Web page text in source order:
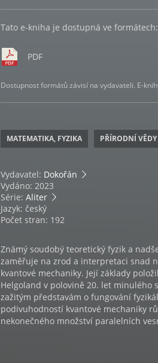
Tato e-kniha je dostupná ve formátech:
PDF
Dostupnost formátů závisí na vydavateli. E-
MATEMATIKA, FYZIKA PŘÍRODNÍ VĚDY
Vydavatel: Dokořán
Vydáno: 2023
Série: Aliter
Jazyk: český
Počet stran: 192
Známý soudobý teoretický fyzik a
zaměřuje na zrod a interpretaci snad
kvantové mechaniky. Její základy
Helgoland v polovině 20. let minulého
zažitým představám o fungování
podivuhodností kvantové mechaniky
nekonečného množství paralelních
dosud nepozorovaných fyzikálních